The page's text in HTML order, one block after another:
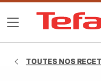
Ouvrir
TOUTES NOS